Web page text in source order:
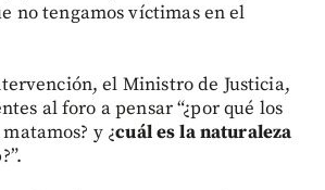
no tengamos víctimas en el
el Ministro de Justicia,
al foro a pensar “¿por qué los
y ¿cuál es la naturaleza
?”.